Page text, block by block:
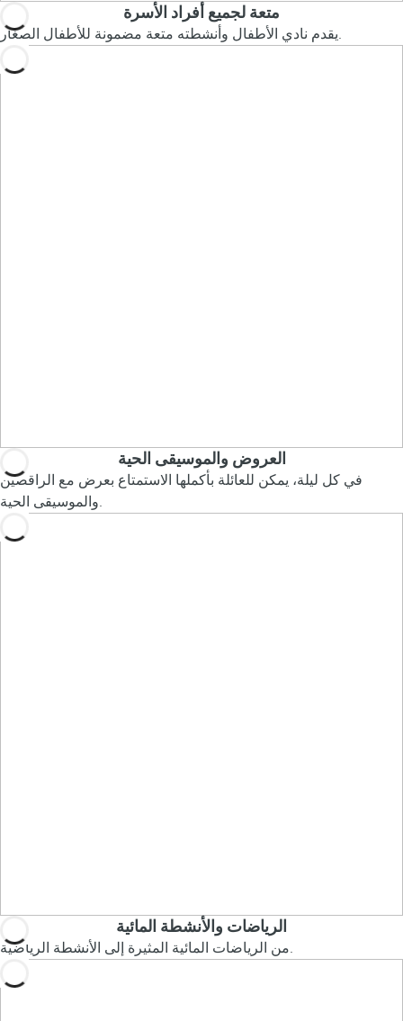
متعة لجميع أفراد الأسرة
يقدم نادي الأطفال وأنشطته متعة مضمونة للأطفال الصغار.
العروض والموسيقى الحية
في كل ليلة، يمكن للعائلة بأكملها الاستمتاع بعرض مع الراقصين
والموسيقى الحية.
الرياضات والأنشطة المائية
من الرياضات المائية المثيرة إلى الأنشطة الرياضية.